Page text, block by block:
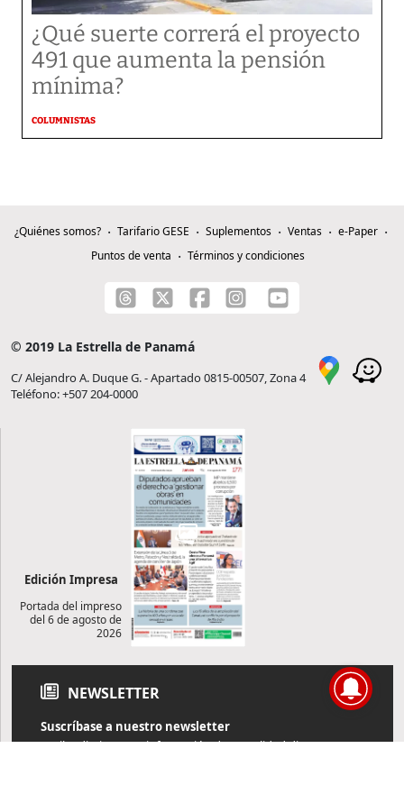
¿Qué suerte correrá el proyecto
491 que aumenta la pensión
mínima?
COLUMNISTAS
¿Quiénes somos? Tarifario GESE Suplementos Ventas
e-Paper
Puntos de venta
Términos y condiciones
© 2019 La Estrella de Panamá
C/ Alejandro A. Duque G. - Apartado 0815-00507, Zona 4
Teléfono: +507 204-0000
Edición Impresa
Portada del impreso
del 6 de agosto de
2026
NEWSLETTER
Suscríbase a nuestro newsletter
Reciba diariamente información de actualidad directamente en